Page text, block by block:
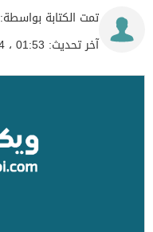
تمت الكتابة بواسطة:
آخر تحديث: 01:53 ، 4 أبريل 2022